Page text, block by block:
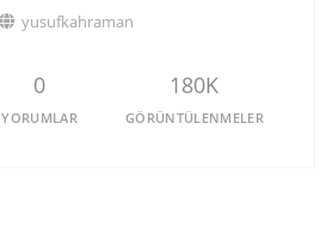
yusufkahraman
0
YORUMLAR
180K
GÖRÜNTÜLENMELER